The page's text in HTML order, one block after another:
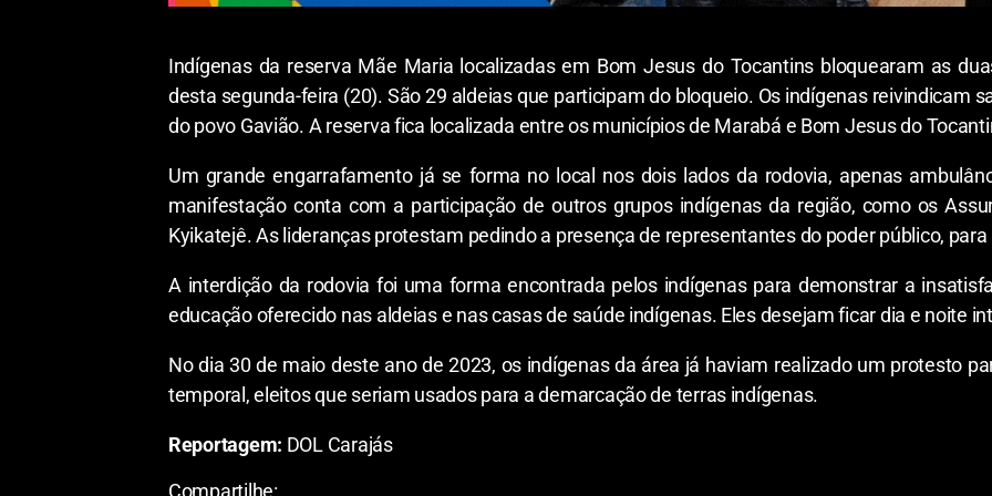
Indígenas da reserva Mãe Maria localizadas em Bom Jesus do Tocantins bloquearam as
desta segunda-feira (20). São 29 aldeias que participam do bloqueio. Os indígenas reivindicam
do povo Gavião. A reserva fica localizada entre os municípios de Marabá e Bom Jesus do
Um grande engarrafamento já se forma no local nos dois lados da rodovia, apenas
manifestação conta com a participação de outros grupos indígenas da região, como os
Kyikatejê. As lideranças protestam pedindo a presença de representantes do poder público,
A interdição da rodovia foi uma forma encontrada pelos indígenas para demonstrar a
educação oferecido nas aldeias e nas casas de saúde indígenas. Eles desejam ficar dia e noite
No dia 30 de maio deste ano de 2023, os indígenas da área já haviam realizado um protesto
temporal, eleitos que seriam usados ​​para a demarcação de terras indígenas.
Reportagem: DOL Carajás